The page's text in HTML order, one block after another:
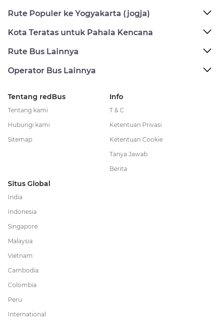
Rute Populer ke Yogyakarta (jogja)
Kota Teratas untuk Pahala Kencana
Rute Bus Lainnya
Operator Bus Lainnya
Tentang redBus
Tentang kami
Hubungi kami
Sitemap
Info
T & C
Ketentuan Privasi
Ketentuan Cookie
Tanya Jawab
Berita
Situs Global
India
Indonesia
Singapore
Malaysia
Vietnam
Cambodia
Colombia
Peru
International